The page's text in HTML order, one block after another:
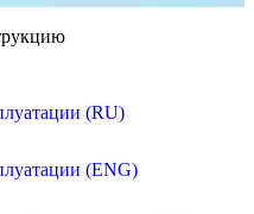
(RU)
(ENG)